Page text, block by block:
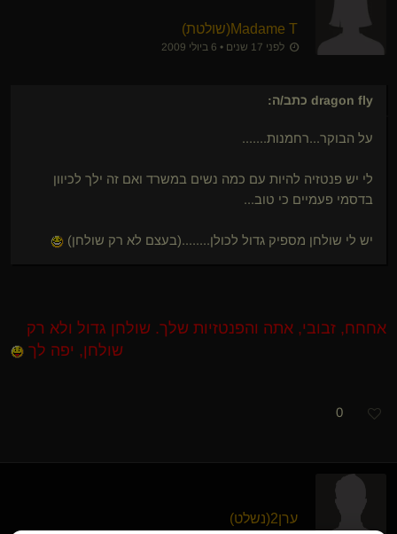
Madame T​(שולטת)
לפני 17 שנים • 6 ביולי 2009
dragon fly כתב/ה:
על הבוקר...רחמנות.......
לי יש פנטזיה להיות עם כמה נשים במשרד ואם זה ילך לכיוון
בדסמי פעמיים כי טוב...
יש לי שולחן מספיק גדול לכולן........(בעצם לא רק שולחן)
אחחח, זבובי, אתה והפנטזיות שלך. שולחן גדול ולא רק
שולחן, יפה לך
0
ערן2​(נשלט)